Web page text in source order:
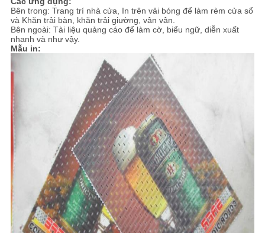
Bên trong: Trang trí nhà cửa, In trên vải bóng để làm rèm cửa sổ
và Khăn trải bàn, khăn trải giường, vân vân.
Bên ngoài: Tài liệu quảng cáo để làm cờ, biểu ngữ, diễn xuất
nhanh và như vậy.
Mẫu in: